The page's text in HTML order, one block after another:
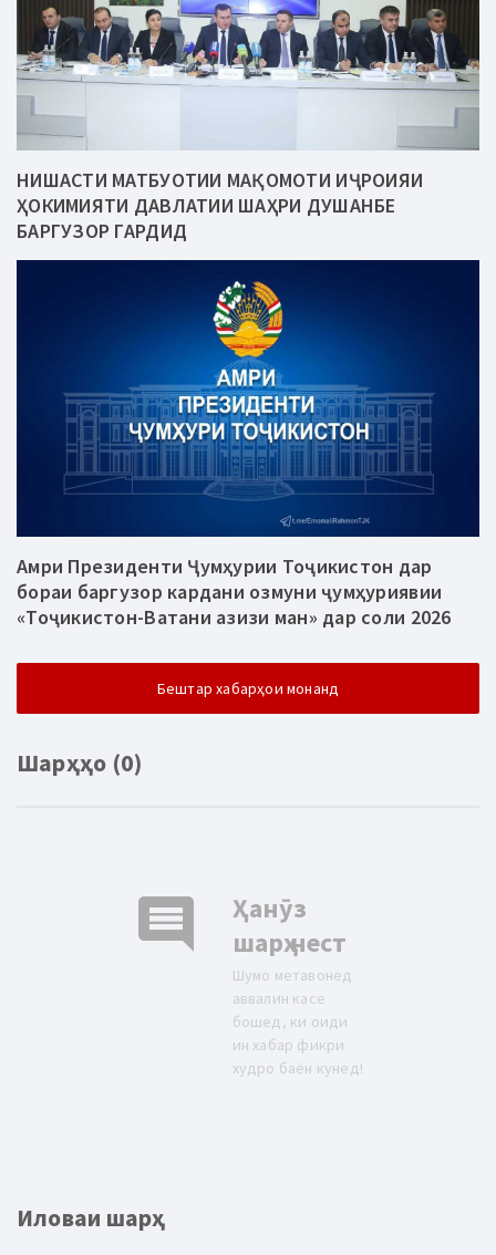
НИШАСТИ МАТБУОТИИ МАҚОМОТИ ИҶРОИЯИ
ҲОКИМИЯТИ ДАВЛАТИИ ШАҲРИ ДУШАНБЕ
БАРГУЗОР ГАРДИД
Амри Президенти Ҷумҳурии Тоҷикистон дар
бораи баргузор кардани озмуни ҷумҳуриявии
«Тоҷикистон-Ватани азизи ман» дар соли 2026
Бештар хабарҳои монанд
Шарҳҳо (0)
comment
Ҳанӯз
шарҳ нест
Шумо метавонед
аввалин касе
бошед, ки оиди
ин хабар фикри
худро баён кунед!
Иловаи шарҳ